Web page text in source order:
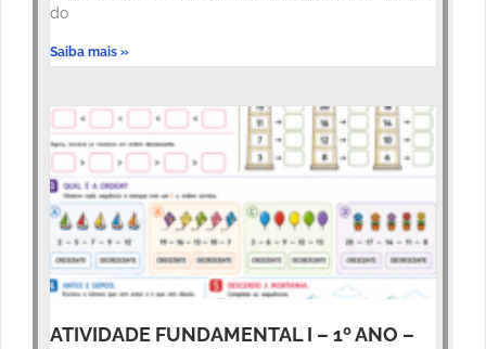
do
Saiba mais »
ATIVIDADE FUNDAMENTAL I – 1º ANO –